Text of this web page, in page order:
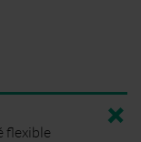
flexible